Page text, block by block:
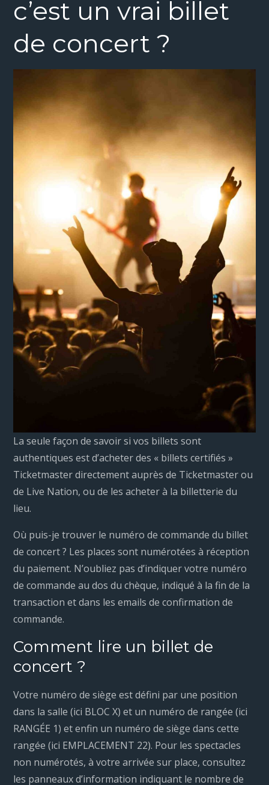
c’est un vrai billet
de concert ?
La seule façon de savoir si vos billets sont
authentiques est d’acheter des « billets certifiés »
Ticketmaster directement auprès de Ticketmaster ou
de Live Nation, ou de les acheter à la billetterie du
lieu.
Où puis-je trouver le numéro de commande du billet
de concert ? Les places sont numérotées à réception
du paiement. N’oubliez pas d’indiquer votre numéro
de commande au dos du chèque, indiqué à la fin de la
transaction et dans les emails de confirmation de
commande.
Comment lire un billet de
concert ?
Votre numéro de siège est défini par une position
dans la salle (ici BLOC X) et un numéro de rangée (ici
RANGÉE 1) et enfin un numéro de siège dans cette
rangée (ici EMPLACEMENT 22). Pour les spectacles
non numérotés, à votre arrivée sur place, consultez
les panneaux d’information indiquant le nombre de